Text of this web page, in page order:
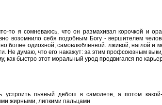
то я сомневаюсь, что он размахивал корочкой и
возомнило себя подобным Богу - вершителем
более одиозной, самовлюбленной. лживой, наглой и
Не думаю, что его накажут: за этим профсоюзным
как быстро этот моральный урод продвигался по
устроить пьяный дебош в самолете, а потом
жирными, липкими пальцами